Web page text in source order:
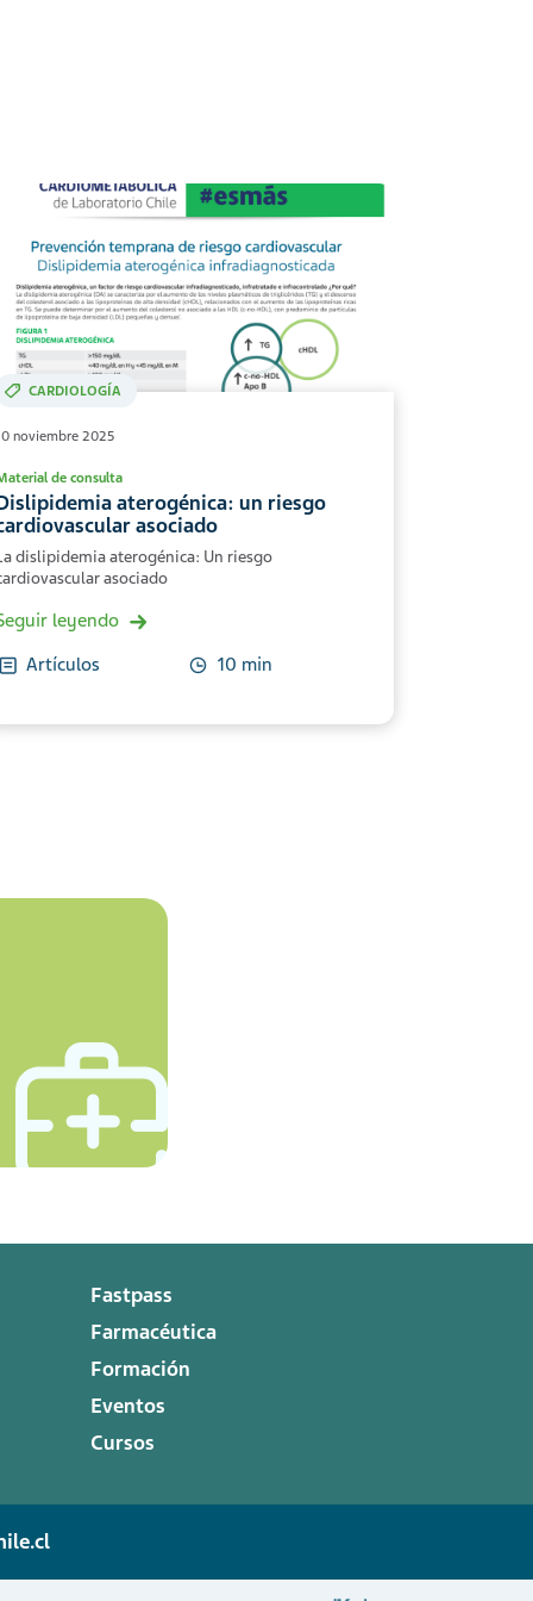
CARDIOLOGÍA
noviembre 2025
de consulta
aterogénica: un riesgo
asociado
dislipidemia aterogénica: Un riesgo
asociado
leyendo
Artículos
10 min
Fastpass
Farmacéutica
Formación
Eventos
Cursos